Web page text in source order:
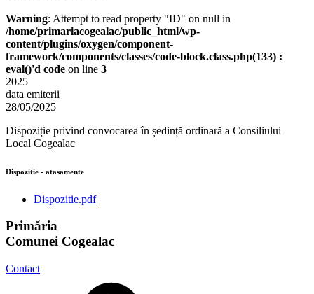
Warning: Attempt to read property "ID" on null in
/home/primariacogealac/public_html/wp-
content/plugins/oxygen/component-
framework/components/classes/code-block.class.php(133) :
eval()'d code on line 3
2025
data emiterii
28/05/2025
Dispoziție privind convocarea în ședință ordinară a Consiliului
Local Cogealac
Dispozitie - atasamente
Dispozitie.pdf
Primăria
Comunei Cogealac
Contact